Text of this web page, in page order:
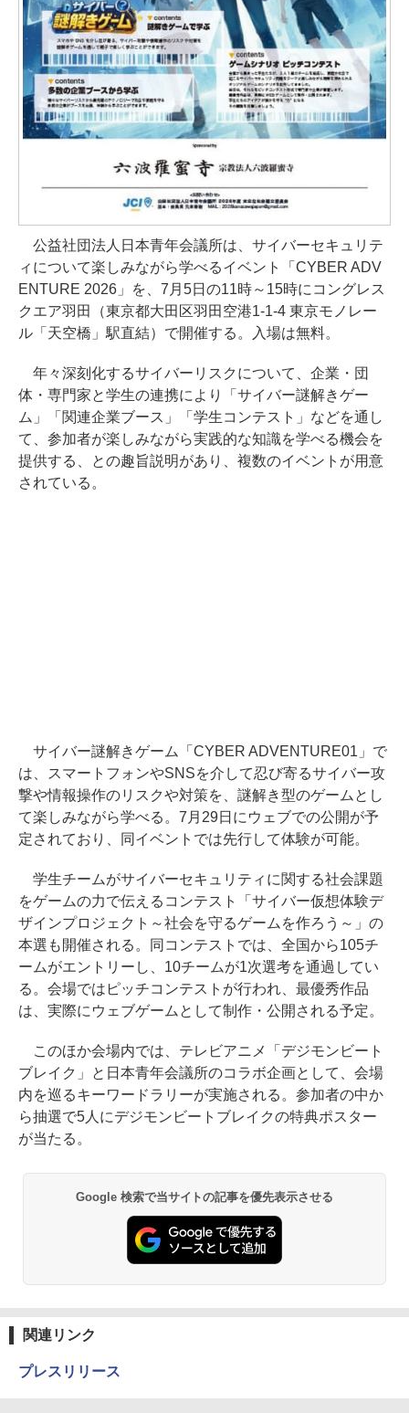
公益社団法人日本青年会議所は、サイバーセキュリテ
ィについて楽しみながら学べるイベント「CYBER ADV
ENTURE 2026」を、7月5日の11時～15時にコングレス
クエア羽田（東京都大田区羽田空港1-1-4 東京モノレー
ル「天空橋」駅直結）で開催する。入場は無料。
年々深刻化するサイバーリスクについて、企業・団
体・専門家と学生の連携により「サイバー謎解きゲー
ム」「関連企業ブース」「学生コンテスト」などを通し
て、参加者が楽しみながら実践的な知識を学べる機会を
提供する、との趣旨説明があり、複数のイベントが用意
されている。
サイバー謎解きゲーム「CYBER ADVENTURE01」で
は、スマートフォンやSNSを介して忍び寄るサイバー攻
撃や情報操作のリスクや対策を、謎解き型のゲームとし
て楽しみながら学べる。7月29日にウェブでの公開が予
定されており、同イベントでは先行して体験が可能。
学生チームがサイバーセキュリティに関する社会課題
をゲームの力で伝えるコンテスト「サイバー仮想体験デ
ザインプロジェクト～社会を守るゲームを作ろう～」の
本選も開催される。同コンテストでは、全国から105チ
ームがエントリーし、10チームが1次選考を通過してい
る。会場ではピッチコンテストが行われ、最優秀作品
は、実際にウェブゲームとして制作・公開される予定。
このほか会場内では、テレビアニメ「デジモンビート
ブレイク」と日本青年会議所のコラボ企画として、会場
内を巡るキーワードラリーが実施される。参加者の中か
ら抽選で5人にデジモンビートブレイクの特典ポスター
が当たる。
Google 検索で当サイトの記事を優先表示させる
関連リンク
プレスリリース